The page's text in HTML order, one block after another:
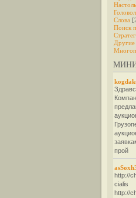
Слова
Поиск
Другие